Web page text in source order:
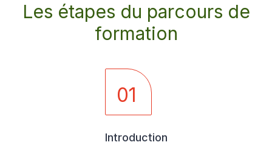
Les étapes du parcours de
formation
01
Introduction